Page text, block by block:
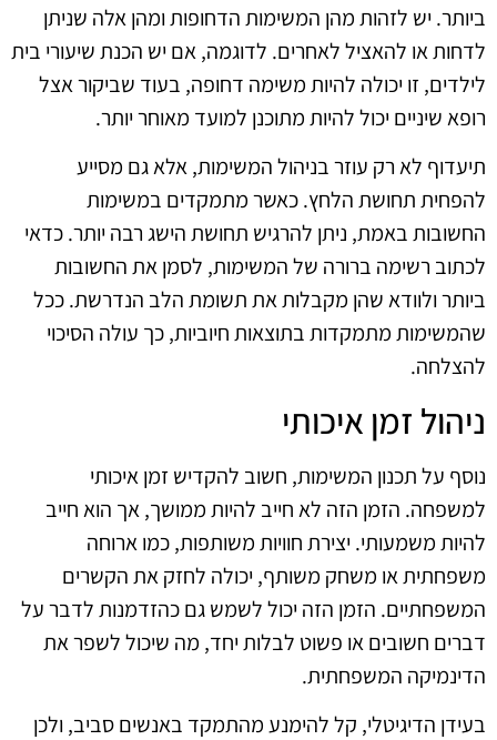
ביותר. יש לזהות מהן המשימות הדחופות ומהן אלה שניתן
לדחות או להאציל לאחרים. לדוגמה, אם יש הכנת שיעורי בית
לילדים, זו יכולה להיות משימה דחופה, בעוד שביקור אצל
רופא שיניים יכול להיות מתוכנן למועד מאוחר יותר.
תיעדוף לא רק עוזר בניהול המשימות, אלא גם מסייע
להפחית תחושת הלחץ. כאשר מתמקדים במשימות
החשובות באמת, ניתן להרגיש תחושת הישג רבה יותר. כדאי
לכתוב רשימה ברורה של המשימות, לסמן את החשובות
ביותר ולוודא שהן מקבלות את תשומת הלב הנדרשת. ככל
שהמשימות מתמקדות בתוצאות חיוביות, כך עולה הסיכוי
להצלחה.
ניהול זמן איכותי
נוסף על תכנון המשימות, חשוב להקדיש זמן איכותי
למשפחה. הזמן הזה לא חייב להיות ממושך, אך הוא חייב
להיות משמעותי. יצירת חוויות משותפות, כמו ארוחה
משפחתית או משחק משותף, יכולה לחזק את הקשרים
המשפחתיים. הזמן הזה יכול לשמש גם כהזדמנות לדבר על
דברים חשובים או פשוט לבלות יחד, מה שיכול לשפר את
הדינמיקה המשפחתית.
בעידן הדיגיטלי, קל להימנע מהתמקד באנשים סביב, ולכן